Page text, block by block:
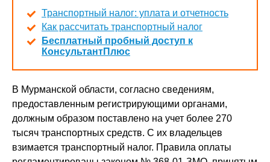
Транспортный налог: уплата и отчетность
Как рассчитать транспортный налог
Бесплатный пробный доступ к
КонсультантПлюс
В Мурманской области, согласно сведениям,
предоставленным регистрирующими органами,
должным образом поставлено на учет более 270
тысяч транспортных средств. С их владельцев
взимается транспортный налог. Правила оплаты